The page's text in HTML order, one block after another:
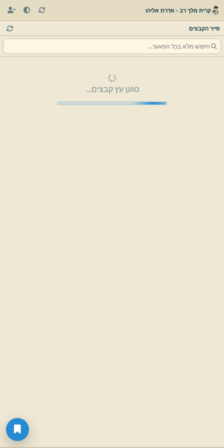
קרית מלך רב - אדרת אליהו
סייר הקבצים
טוען עץ קבצים...